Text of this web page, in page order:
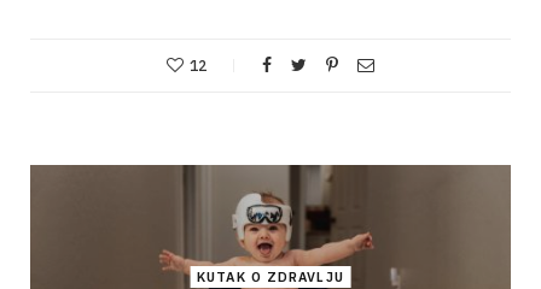
12
KUTAK O ZDRAVLJU